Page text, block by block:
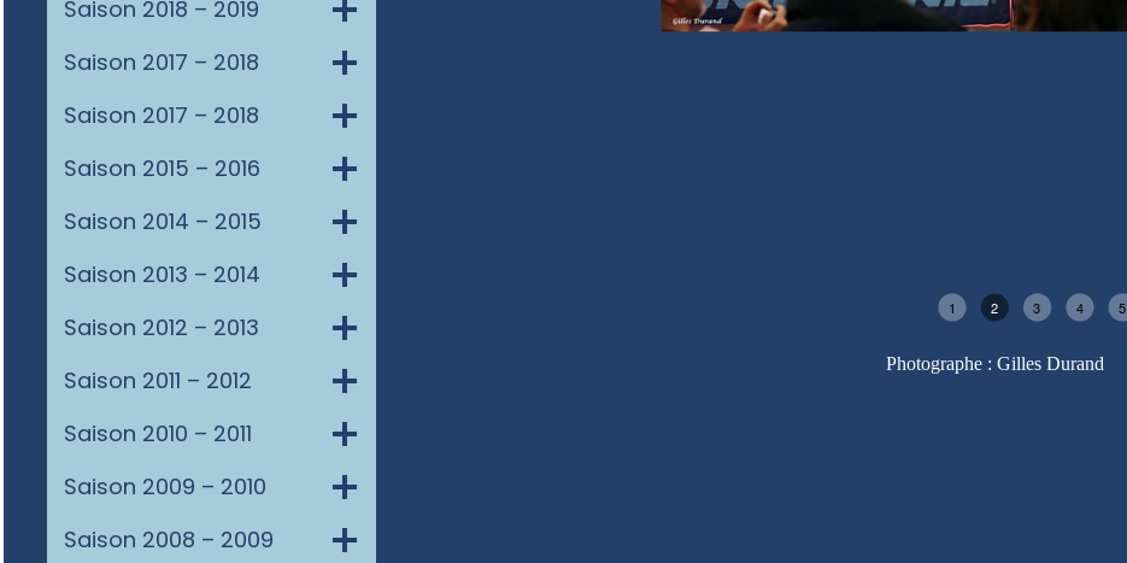
Saison 2018 – 2019
Saison 2017 – 2018
Saison 2017 – 2018
Saison 2015 – 2016
Saison 2014 – 2015
Saison 2013 – 2014
Saison 2012 – 2013
Saison 2011 – 2012
Saison 2010 – 2011
Saison 2009 – 2010
Saison 2008 – 2009
1 2 3 4 5
Photographe : Gilles Durand